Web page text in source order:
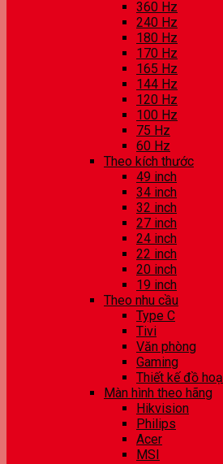
360 Hz
240 Hz
180 Hz
170 Hz
165 Hz
144 Hz
120 Hz
100 Hz
75 Hz
60 Hz
Theo kích thước
49 inch
34 inch
32 inch
27 inch
24 inch
22 inch
20 inch
19 inch
Theo nhu cầu
Type C
Tivi
Văn phòng
Gaming
Thiết kế đồ hoạ
Màn hình theo hãng
Hikvision
Philips
Acer
MSI